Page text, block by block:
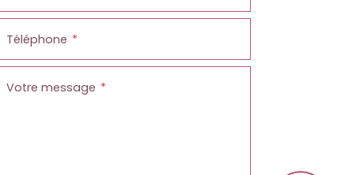
Téléphone
Votre message